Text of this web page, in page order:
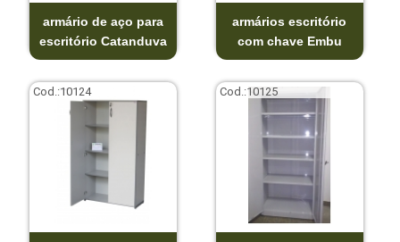
armário de aço para
escritório Catanduva
armários escritório
com chave Embu
Cod.:10124 Cod.:10125